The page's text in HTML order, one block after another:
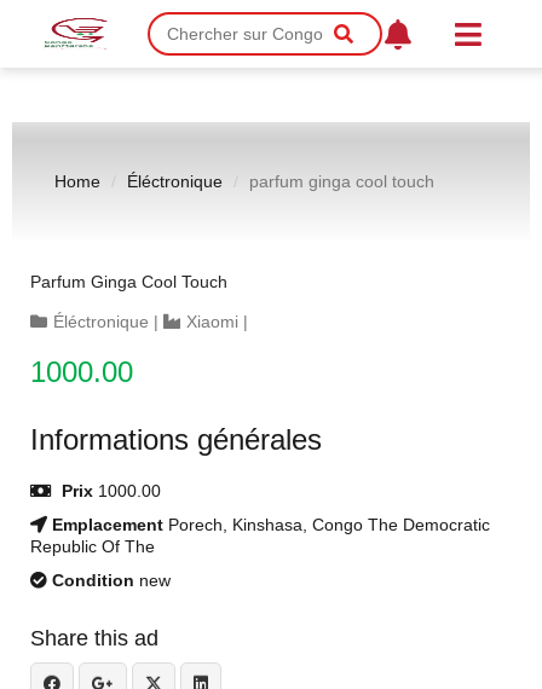
Home Éléctronique parfum ginga cool touch
Parfum Ginga Cool Touch
Éléctronique | Xiaomi |
1000.00
Informations générales
Prix 1000.00
Emplacement Porech, Kinshasa, Congo The Democratic
Republic Of The
Condition new
Share this ad